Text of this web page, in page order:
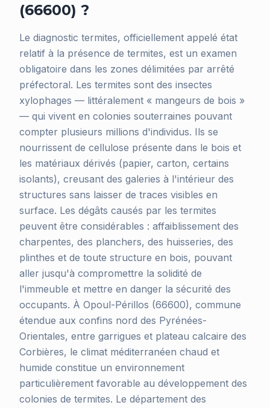
(66600) ?
Le diagnostic termites, officiellement appelé état
relatif à la présence de termites, est un examen
obligatoire dans les zones délimitées par arrêté
préfectoral. Les termites sont des insectes
xylophages — littéralement « mangeurs de bois »
— qui vivent en colonies souterraines pouvant
compter plusieurs millions d'individus. Ils se
nourrissent de cellulose présente dans le bois et
les matériaux dérivés (papier, carton, certains
isolants), creusant des galeries à l'intérieur des
structures sans laisser de traces visibles en
surface. Les dégâts causés par les termites
peuvent être considérables : affaiblissement des
charpentes, des planchers, des huisseries, des
plinthes et de toute structure en bois, pouvant
aller jusqu'à compromettre la solidité de
l'immeuble et mettre en danger la sécurité des
occupants. À Opoul-Périllos (66600), commune
étendue aux confins nord des Pyrénées-
Orientales, entre garrigues et plateau calcaire des
Corbières, le climat méditerranéen chaud et
humide constitue un environnement
particulièrement favorable au développement des
colonies de termites. Le département des